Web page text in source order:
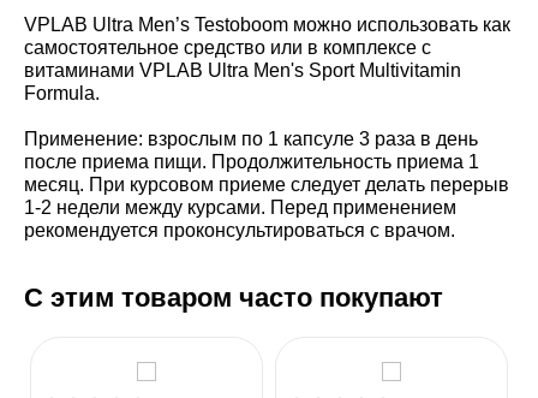
VPLAB Ultra Men’s Testoboom можно использовать как
самостоятельное средство или в комплексе с
витаминами VPLAB Ultra Men's Sport Multivitamin
Formula.
Применение: взрослым по 1 капсуле 3 раза в день
после приема пищи. Продолжительность приема 1
месяц. При курсовом приеме следует делать перерыв
1-2 недели между курсами. Перед применением
рекомендуется проконсультироваться с врачом.
С этим товаром часто покупают